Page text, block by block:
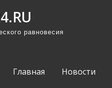
равновесия
Главная Новости